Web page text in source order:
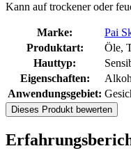
Kann auf trockener oder
Marke:
Pai
Produktart:
Öle,
Hauttyp:
Eigenschaften:
Anwendungsgebiet:
Dieses Produkt bewerten